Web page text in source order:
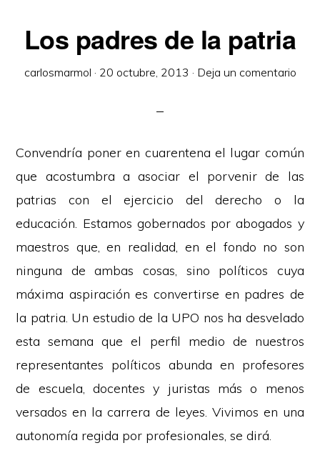
Los padres de la patria
carlosmarmol · 20 octubre, 2013 · Deja un comentario
Convendría poner en cuarentena el lugar común
que acostumbra a asociar el porvenir de las
patrias con el ejercicio del derecho o la
educación. Estamos gobernados por abogados y
maestros que, en realidad, en el fondo no son
ninguna de ambas cosas, sino políticos cuya
máxima aspiración es convertirse en padres de
la patria. Un estudio de la UPO nos ha desvelado
esta semana que el perfil medio de nuestros
representantes políticos abunda en profesores
de escuela, docentes y juristas más o menos
versados en la carrera de leyes. Vivimos en una
autonomía regida por profesionales, se dirá.